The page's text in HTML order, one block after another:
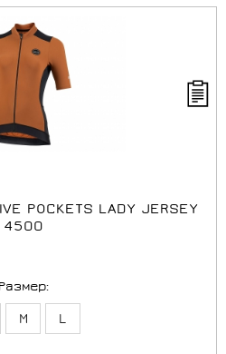
POCKETS LADY JERSEY
4500
Размер:
M L